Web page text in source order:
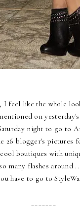
feel like the whole
on
night to go to
26 blogger's pictures
boutiques with
many flashes around
have to go to